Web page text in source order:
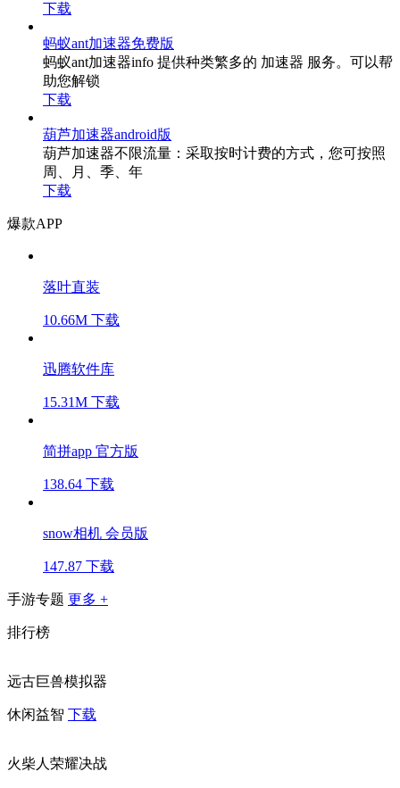
下载
蚂蚁ant加速器免费版
蚂蚁ant加速器info 提供种类繁多的 加速器 服务。可以帮
助您解锁
下载
葫芦加速器android版
葫芦加速器不限流量：采取按时计费的方式，您可按照
周、月、季、年
下载
爆款APP
落叶直装
10.66M 下载
迅腾软件库
15.31M 下载
简拼app 官方版
138.64 下载
snow相机 会员版
147.87 下载
手游专题 更多 +
排行榜
远古巨兽模拟器
休闲益智 下载
火柴人荣耀决战